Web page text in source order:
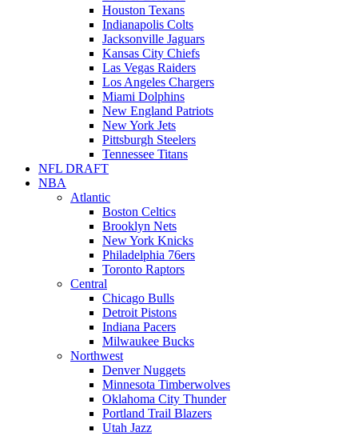
Houston Texans
Indianapolis Colts
Jacksonville Jaguars
Kansas City Chiefs
Las Vegas Raiders
Los Angeles Chargers
Miami Dolphins
New England Patriots
New York Jets
Pittsburgh Steelers
Tennessee Titans
NFL DRAFT
NBA
Atlantic
Boston Celtics
Brooklyn Nets
New York Knicks
Philadelphia 76ers
Toronto Raptors
Central
Chicago Bulls
Detroit Pistons
Indiana Pacers
Milwaukee Bucks
Northwest
Denver Nuggets
Minnesota Timberwolves
Oklahoma City Thunder
Portland Trail Blazers
Utah Jazz